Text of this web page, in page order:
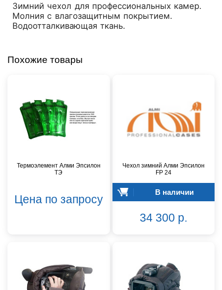
Зимний чехол для профессиональных камер.
Молния с влагозащитным покрытием.
Водоотталкивающая ткань.
Похожие товары
Термоэлемент Алми Эпсилон
ТЭ
Цена по запросу
Чехол зимний Алми Эпсилон
FР 24
В наличии
34 300 р.